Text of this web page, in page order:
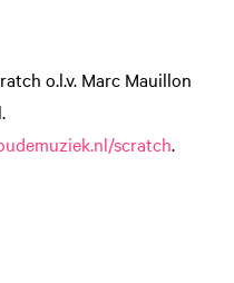
o.l.v. Marc Mauillon
scratch.